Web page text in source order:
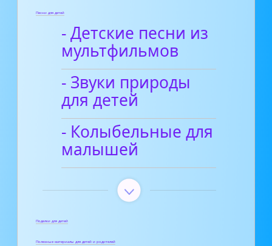
Песни для детей
- Детские песни из
мультфильмов
- Звуки природы
для детей
- Колыбельные для
малышей
Поделки для детей
Полезные материалы для детей и родителей